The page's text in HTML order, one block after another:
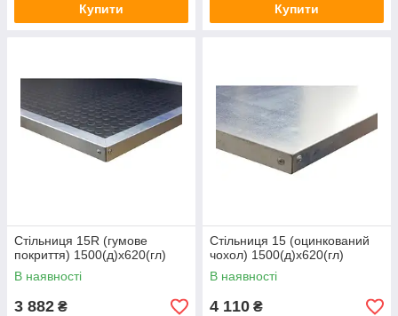
Купити Купити
Стільниця 15R (гумове
покриття) 1500(д)х620(гл)
В наявності
3 882 ₴
Стільниця 15 (оцинкований
чохол) 1500(д)х620(гл)
В наявності
4 110 ₴